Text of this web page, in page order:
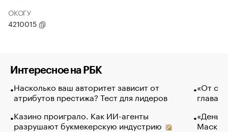
ОКОГУ
4210015
Интересное на РБК
Насколько ваш авторитет зависит от
атрибутов престижа? Тест для лидеров
Казино проиграло. Как ИИ-агенты
разрушают букмекерскую индустрию
«От
глава
Маск в